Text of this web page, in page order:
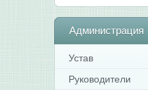
Администрация
Устав
Руководители